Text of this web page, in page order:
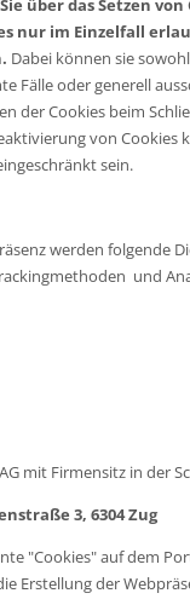
über das Setzen
nur im Einzelfall
Dabei können sie
Fälle oder generell
der Cookies beim
von Cookies
sein.
werden folgende
und
mit Firmensitz in der
3, 6304 Zug
"Cookies" auf dem
Erstellung der